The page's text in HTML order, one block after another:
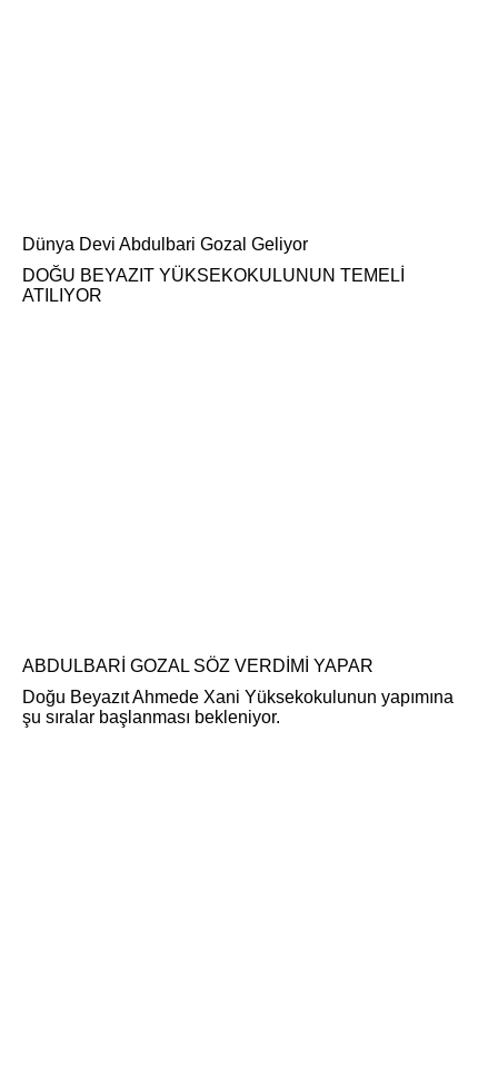
Dünya Devi Abdulbari Gozal Geliyor
DOĞU BEYAZIT YÜKSEKOKULUNUN TEMELİ
ATILIYOR
ABDULBARİ GOZAL SÖZ VERDİMİ YAPAR
Doğu Beyazıt Ahmede Xani Yüksekokulunun yapımına
şu sıralar başlanması bekleniyor.